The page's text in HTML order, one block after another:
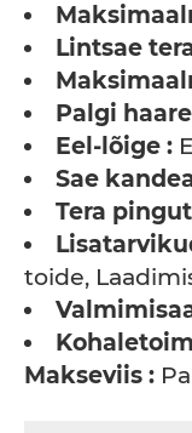
Lintsae
Palgi
Eel-lõige :
Sae
Tera
toide,
Makseviis :